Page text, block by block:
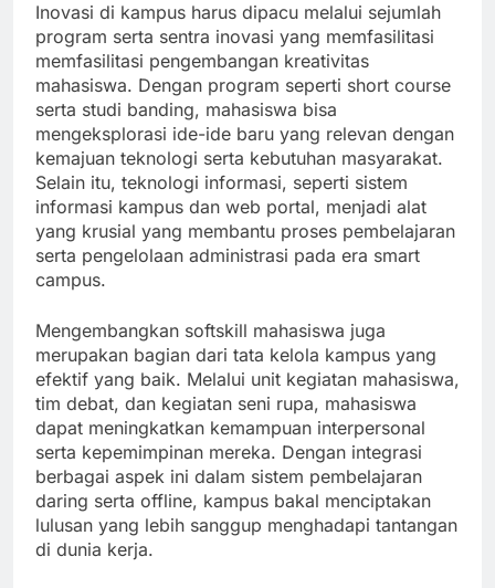
Inovasi di kampus harus dipacu melalui sejumlah
program serta sentra inovasi yang memfasilitasi
memfasilitasi pengembangan kreativitas
mahasiswa. Dengan program seperti short course
serta studi banding, mahasiswa bisa
mengeksplorasi ide-ide baru yang relevan dengan
kemajuan teknologi serta kebutuhan masyarakat.
Selain itu, teknologi informasi, seperti sistem
informasi kampus dan web portal, menjadi alat
yang krusial yang membantu proses pembelajaran
serta pengelolaan administrasi pada era smart
campus.
Mengembangkan softskill mahasiswa juga
merupakan bagian dari tata kelola kampus yang
efektif yang baik. Melalui unit kegiatan mahasiswa,
tim debat, dan kegiatan seni rupa, mahasiswa
dapat meningkatkan kemampuan interpersonal
serta kepemimpinan mereka. Dengan integrasi
berbagai aspek ini dalam sistem pembelajaran
daring serta offline, kampus bakal menciptakan
lulusan yang lebih sanggup menghadapi tantangan
di dunia kerja.